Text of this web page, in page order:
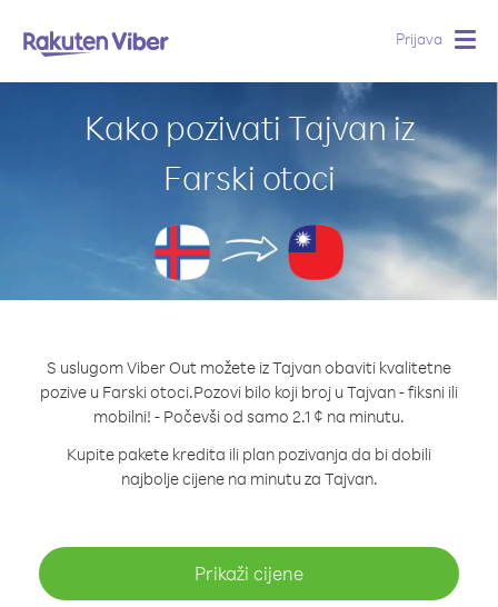
Prijava
Kako pozivati Tajvan iz
Farski otoci
S uslugom Viber Out možete iz Tajvan obaviti kvalitetne
pozive u Farski otoci.Pozovi bilo koji broj u Tajvan - fiksni ili
mobilni! - Počevši od samo 2.1 ¢ na minutu.
Kupite pakete kredita ili plan pozivanja da bi dobili
najbolje cijene na minutu za Tajvan.
Prikaži cijene